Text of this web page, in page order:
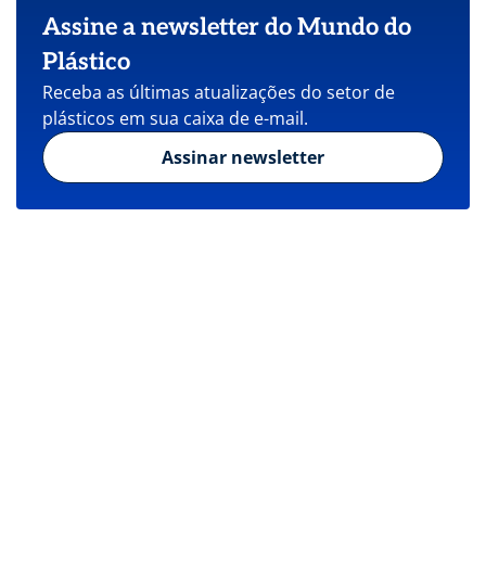
Assine a newsletter do Mundo do
Plástico
Receba as últimas atualizações do setor de
plásticos em sua caixa de e-mail.
Assinar newsletter